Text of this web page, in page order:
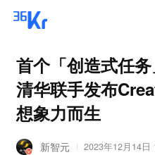
首个「创造式任
清华联手发布
想象力而生
新智元 2023年12月14日